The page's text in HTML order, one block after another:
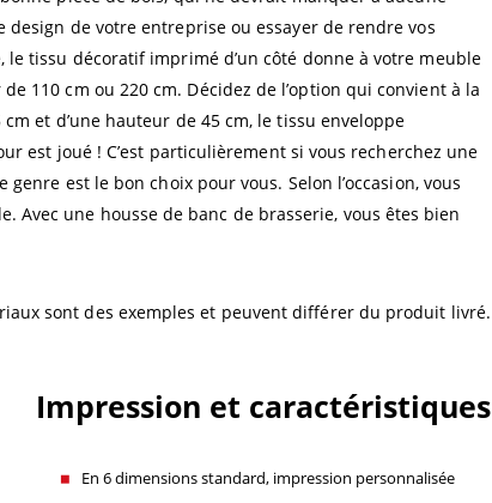
design de votre entreprise ou essayer de rendre vos
tissu décoratif imprimé d’un côté donne à votre meuble
110 cm ou 220 cm. Décidez de l’option qui convient à la
et d’une hauteur de 45 cm, le tissu enveloppe
est joué ! C’est particulièrement si vous recherchez une
est le bon choix pour vous. Selon l’occasion, vous
Avec une housse de banc de brasserie, vous êtes bien
sont des exemples et peuvent différer du produit livré.
Impression et caractéristiques
En 6 dimensions standard, impression personnalisée